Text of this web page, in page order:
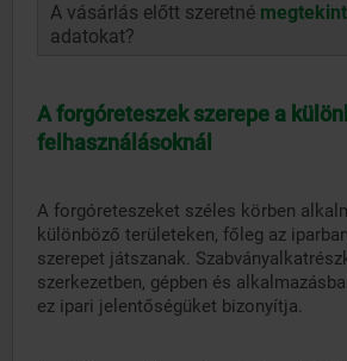
A vásárlás előtt szeretné
adatokat?
A forgóreteszek szerepe a
felhasználásoknál
A forgóreteszeket széles körben
különböző területeken, főleg az
szerepet játszanak.
szerkezetben, gépben és
ez ipari jelentőségüket bizonyítja.